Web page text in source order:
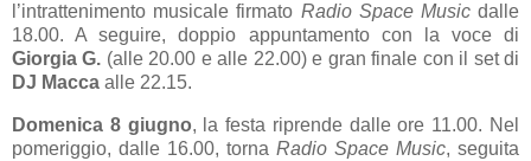
l’intrattenimento musicale firmato Radio Space Musicdalle
18.00. A seguire, doppio appuntamento con la voce di
Giorgia G. (alle 20.00 e alle 22.00) e gran finale con il set di
DJ Macca alle 22.15.
Domenica 8 giugno, la festa riprende dalle ore 11.00. Nel
pomeriggio, dalle 16.00, torna Radio Space Music, seguita